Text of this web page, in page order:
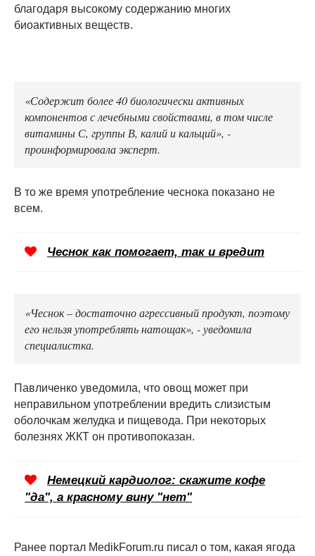
благодаря высокому содержанию многих
биоактивных веществ.
«Содержит более 40 биологически активных
компонентов с лечебными свойствами, в том числе
витамины С, группы В, калий и кальций», -
проинформировала эксперт.
В то же время употребление чеснока показано не
всем.
Чеснок как помогает, так и вредит
«Чеснок – достаточно агрессивный продукт, поэтому
его нельзя употреблять натощак», - уведомила
специалистка.
Павличенко уведомила, что овощ может при
неправильном употреблении вредить слизистым
оболочкам желудка и пищевода. При некоторых
болезнях ЖКТ он противопоказан.
Немецкий кардиолог: скажите кофе
"да", а красному вину "нет"
Ранее портал MedikForum.ru писал о том, какая ягода